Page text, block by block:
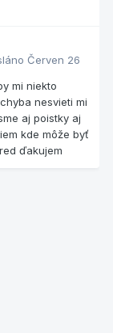
Červen 26
mi niekto
nesvieti mi
aj poistky aj
kde môže byť
ďakujem